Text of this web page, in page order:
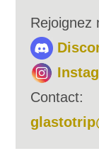
Rejoignez
Contact: